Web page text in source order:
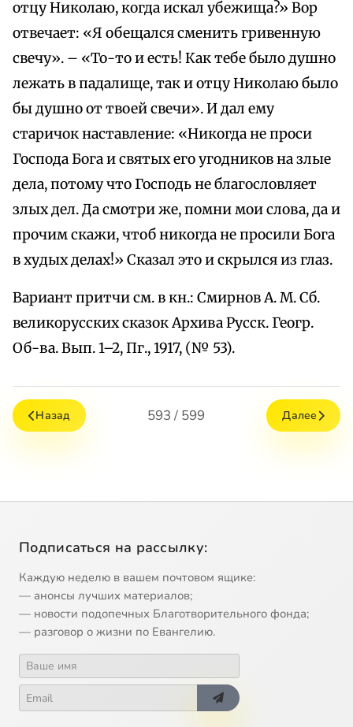
отцу Николаю, когда искал убежища?» Вор
отвечает: «Я обещался сменить гривенную
свечу». – «То-то и есть! Как тебе было душно
лежать в падалище, так и отцу Николаю было
бы душно от твоей свечи». И дал ему
старичок наставление: «Никогда не проси
Господа Бога и святых его угодников на злые
дела, потому что Господь не благословляет
злых дел. Да смотри же, помни мои слова, да и
прочим скажи, чтоб никогда не просили Бога
в худых делах!» Сказал это и скрылся из глаз.
Вариант притчи см. в кн.: Смирнов А. М. Сб.
великорусских сказок Архива Русск. Геогр.
Об-ва. Вып. 1–2, Пг., 1917, (№ 53).
Назад 593 / 599 Далее
Подписаться на рассылку:
Каждую неделю в вашем почтовом ящике:
— анонсы лучших материалов;
— новости подопечных Благотворительного фонда;
— разговор о жизни по Евангелию.